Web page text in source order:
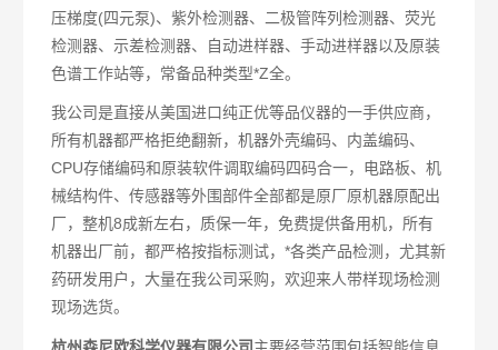
压梯度(四元泵)、紫外检测器、二极管阵列检测器、荧光
检测器、示差检测器、自动进样器、手动进样器以及原装
色谱工作站等，常备品种类型*Z全。
我公司是直接从美国进口纯正优等品仪器的一手供应商，
所有机器都严格拒绝翻新，机器外壳编码、内盖编码、
CPU存储编码和原装软件调取编码四码合一，电路板、机
械结构件、传感器等外围部件全部都是原厂原机器原配出
厂，整机8成新左右，质保一年，免费提供备用机，所有
机器出厂前，都严格按指标测试，*各类产品检测，尤其新
药研发用户，大量在我公司采购，欢迎来人带样现场检测
现场选货。